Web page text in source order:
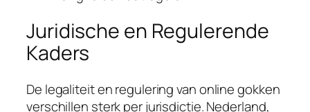
Juridische en Regulerende
Kaders
De legaliteit en regulering van online gokken
verschillen sterk per jurisdictie. Nederland,